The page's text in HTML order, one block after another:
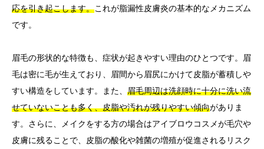
応を引き起こします。これが脂漏性皮膚炎の基本的なメカニズム
です。
眉毛の形状的な特徴も、症状が起きやすい理由のひとつです。眉
毛は密に毛が生えており、眉間から眉尻にかけて皮脂が蓄積しや
すい構造をしています。また、 眉毛周辺は洗顔時に十分に洗い流
せていないことも多く、皮脂や汚れが残りやすい傾向がありま
す。さらに、メイクをする方の場合はアイブロウコスメが毛穴や
皮膚に残ることで、皮脂の酸化や雑菌の増殖が促進されるリスク